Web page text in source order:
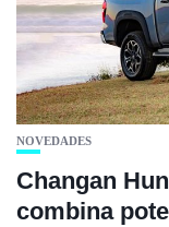
NOVEDADES
Changan
combina